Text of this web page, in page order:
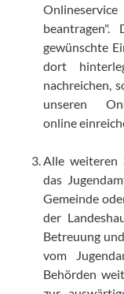
gewünschte
dort
nachreichen,
unseren
online
Alle weiteren
das
Gemeinde
der
Betreuung
vom
Behörden